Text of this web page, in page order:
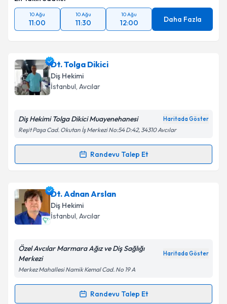
10 Ağu
11:00
10 Ağu
11:30
10 Ağu
12:00 Daha Fazla
Dt. Tolga Dikici
Diş Hekimi
İstanbul, Avcılar
Diş Hekimi Tolga Dikici Muayenehanesi Haritada Göster
Reşit Paşa Cad. Okutan İş Merkezi No:54 D:42, 34310 Avcılar
Randevu Talep Et
Randevu Takvimi Talebi
Dt. Tolga Dikiciiçin randevu takvimi talebi oluşturun.
Size bu uzmandan randevu almanız için bir takvim
hazırlandığında e-posta ile bilgilendireceğiz.
Kişisel verilerimin işlenmesine ilişkinAydınlatma
'ni okudum ve kişisel verilerimin belirtilen
Dt. Adnan Arslan
Diş Hekimi
İstanbul, Avcılar
Özel Avcılar Marmara Ağız ve Diş Sağlığı
Merkezi
Haritada Göster
Merkez Mahallesi Namik Kemal Cad. No 19 A
Randevu Talep Et
Randevu Takvimi Talebi